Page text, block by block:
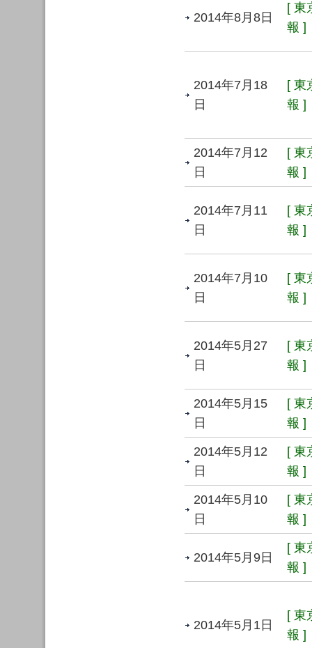
2014年8月8日
[ 東
報 ]
2014年7月18
日
[ 東
報 ]
2014年7月12
日
[ 東
報 ]
2014年7月11
日
[ 東
報 ]
2014年7月10
日
[ 東
報 ]
2014年5月27
日
[ 東
報 ]
2014年5月15
日
[ 東
報 ]
2014年5月12
日
[ 東
報 ]
2014年5月10
日
[ 東
報 ]
2014年5月9日
[ 東
報 ]
2014年5月1日
[ 東
報 ]